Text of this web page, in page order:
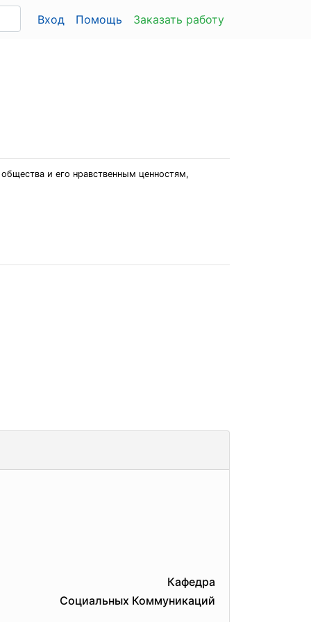
Вход Помощь Заказать работу
и его нравственным ценностям,
Кафедра
Социальных Коммуникаций